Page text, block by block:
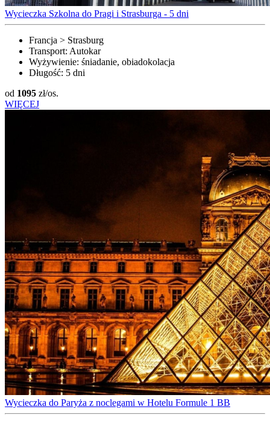
Wycieczka Szkolna do Pragi i Strasburga - 5 dni
Francja > Strasburg
Transport: Autokar
Wyżywienie: śniadanie, obiadokolacja
Długość: 5 dni
od 1095 zł/os.
WIĘCEJ
Wycieczka do Paryża z noclegami w Hotelu Formule 1 BB